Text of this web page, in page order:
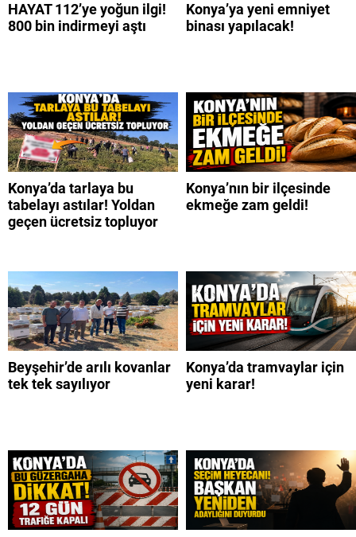
HAYAT 112’ye yoğun ilgi!
800 bin indirmeyi aştı
Konya’ya yeni emniyet
binası yapılacak!
Konya’da tarlaya bu
tabelayı astılar! Yoldan
geçen ücretsiz topluyor
Konya’nın bir ilçesinde
ekmeğe zam geldi!
Beyşehir’de arılı kovanlar
tek tek sayılıyor
Konya’da tramvaylar için
yeni karar!